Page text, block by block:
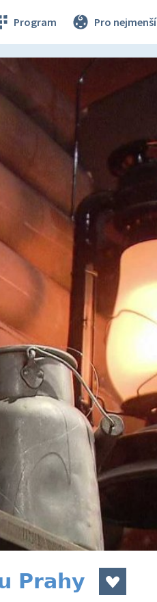
Program Pro nejmenší
Prahy